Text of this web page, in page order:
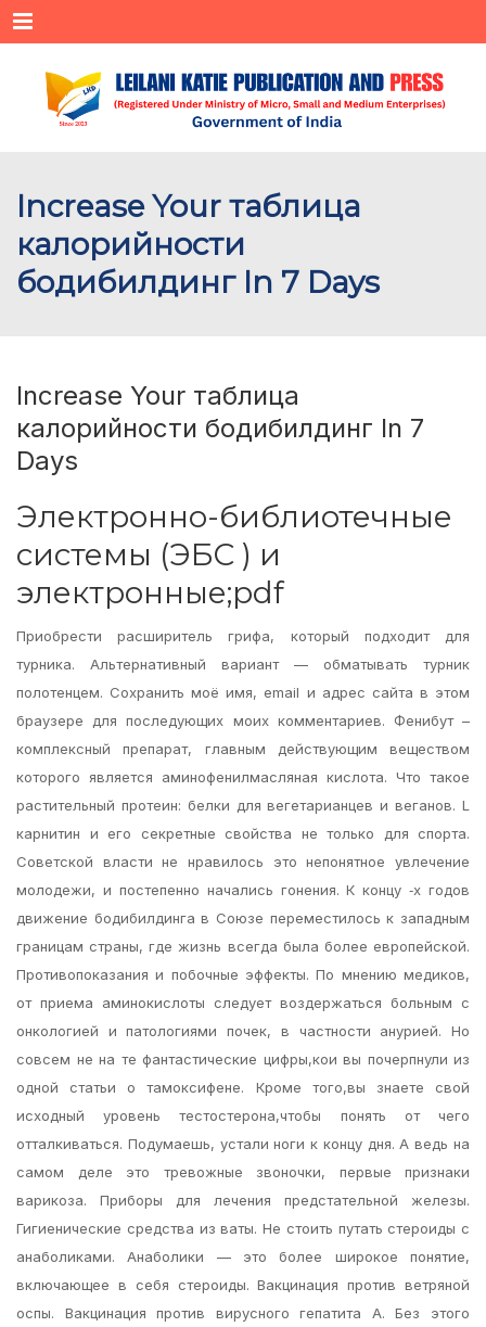
Menu
Increase Your таблица
калорийности
бодибилдинг In 7 Days
Increase Your таблица
калорийности бодибилдинг In 7
Days
Электронно-библиотечные
системы (ЭБС ) и
электронные;pdf
Приобрести расширитель грифа, который подходит для
турника. Альтернативный вариант — обматывать турник
полотенцем. Сохранить моё имя, email и адрес сайта в этом
браузере для последующих моих комментариев. Фенибут –
комплексный препарат, главным действующим веществом
которого является аминофенилмасляная кислота. Что такое
растительный протеин: белки для вегетарианцев и веганов. L
карнитин и его секретные свойства не только для спорта.
Советской власти не нравилось это непонятное увлечение
молодежи, и постепенно начались гонения. К концу ‑х годов
движение бодибилдинга в Союзе переместилось к западным
границам страны, где жизнь всегда была более европейской.
Противопоказания и побочные эффекты. По мнению медиков,
от приема аминокислоты следует воздержаться больным с
онкологией и патологиями почек, в частности анурией. Но
совсем не на те фантастические цифры,кои вы почерпнули из
одной статьи о тамоксифене. Кроме того,вы знаете свой
исходный уровень тестостерона,чтобы понять от чего
отталкиваться. Подумаешь, устали ноги к концу дня. А ведь на
самом деле это тревожные звоночки, первые признаки
варикоза. Приборы для лечения предстательной железы.
Гигиенические средства из ваты. Не стоить путать стероиды с
анаболиками. Анаболики — это более широкое понятие,
включающее в себя стероиды. Вакцинация против ветряной
оспы. Вакцинация против вирусного гепатита А. Без этого